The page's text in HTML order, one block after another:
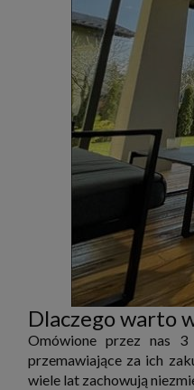
Dlaczego warto
Omówione przez nas 3
przemawiające za ich
wiele lat zachowują